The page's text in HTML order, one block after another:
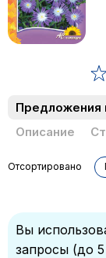
Предложения
Описание
Отсортировано
Вы
запросы (до